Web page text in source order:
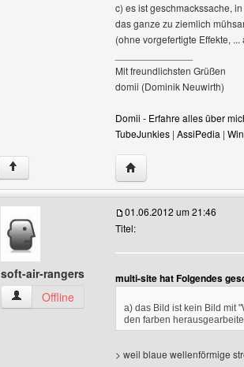
c) es ist geschmackssache,
das ganze zu ziemlich
(ohne vorgefertigte Effekte,
Mit freundlichsten Grüßen
domii (Dominik Neuwirth)
Domii - Erfahre alles über
TubeJunkies | AssiPedia |
↑ Website dieses
soft-air-rangers
soft-air-rangers Benutzer-Profile anzeigen
Offline
01.06.2012 um 21:46
Titel:
multi-site hat Folgendes
a) das Bild ist kein Bild mit
den farben
> weil blaue wellenförmige